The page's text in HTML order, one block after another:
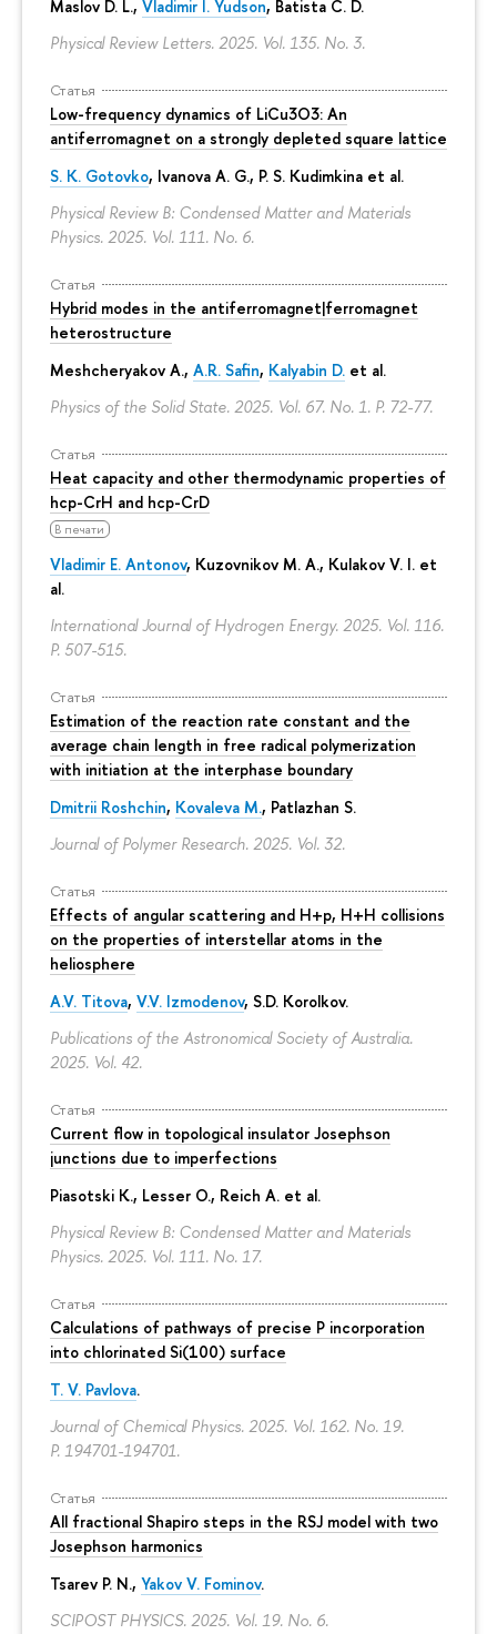
Maslov D. L., Vladimir I. Yudson, Batista C. D.
Physical Review Letters. 2025. Vol. 135. No. 3.
Статья
Low-frequency dynamics of LiCu3⁢O3: An
antiferromagnet on a strongly depleted square lattice
S. K. Gotovko, Ivanova A. G., P. S. Kudimkina et al.
Physical Review B: Condensed Matter and Materials
Physics. 2025. Vol. 111. No. 6.
Статья
Hybrid modes in the antiferromagnet|ferromagnet
heterostructure
Meshcheryakov A., A.R. Safin, Kalyabin D. et al.
Physics of the Solid State. 2025. Vol. 67. No. 1. P. 72-77.
Статья
Heat capacity and other thermodynamic properties of
hcp-CrH and hcp-CrD
В печати
Vladimir E. Antonov, Kuzovnikov M. A., Kulakov V. I. et
al.
International Journal of Hydrogen Energy. 2025. Vol. 116.
P. 507-515.
Статья
Estimation of the reaction rate constant and the
average chain length in free radical polymerization
with initiation at the interphase boundary
Dmitrii Roshchin, Kovaleva M., Patlazhan S.
Journal of Polymer Research. 2025. Vol. 32.
Статья
Effects of angular scattering and H+p, H+H collisions
on the properties of interstellar atoms in the
heliosphere
A.V. Titova, V.V. Izmodenov, S.D. Korolkov.
Publications of the Astronomical Society of Australia.
2025. Vol. 42.
Статья
Current flow in topological insulator Josephson
junctions due to imperfections
Piasotski K., Lesser O., Reich A. et al.
Physical Review B: Condensed Matter and Materials
Physics. 2025. Vol. 111. No. 17.
Статья
Calculations of pathways of precise P incorporation
into chlorinated Si(100) surface
T. V. Pavlova.
Journal of Chemical Physics. 2025. Vol. 162. No. 19.
P. 194701-194701.
Статья
All fractional Shapiro steps in the RSJ model with two
Josephson harmonics
Tsarev P. N., Yakov V. Fominov.
SCIPOST PHYSICS. 2025. Vol. 19. No. 6.